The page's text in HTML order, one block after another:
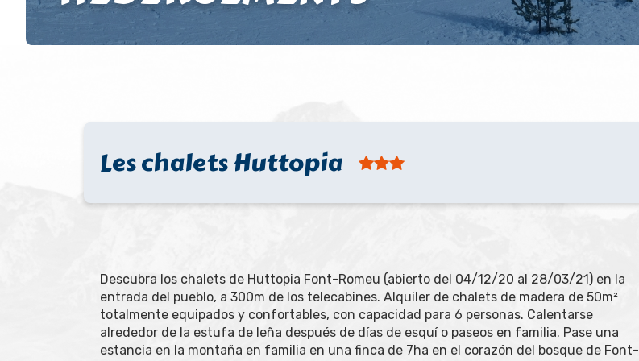
Les chalets Huttopia
Descubra los chalets de Huttopia Font-Romeu (abierto del 04/12/20 al 28/03/21) en la
entrada del pueblo, a 300m de los telecabines. Alquiler de chalets de madera de 50m²
totalmente equipados y confortables, con capacidad para 6 personas. Calentarse
alrededor de la estufa de leña después de días de esquí o paseos en familia. Pase una
estancia en la montaña en familia en una finca de 7ha en el corazón del bosque de Font-